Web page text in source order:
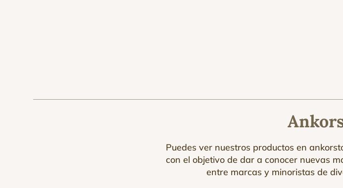
Puedes ver nuestros productos en
con el objetivo de dar a conocer nuevas
entre marcas y minoristas de